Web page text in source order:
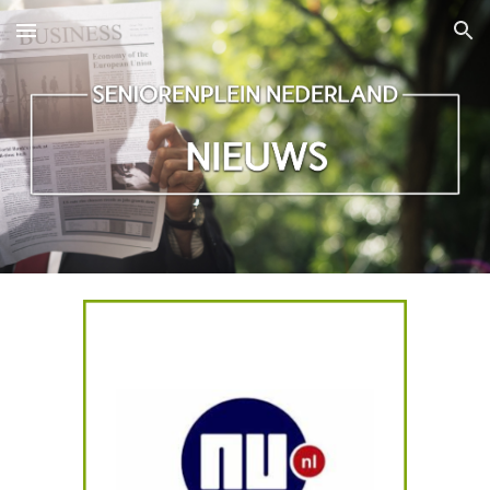
Skip to main content Skip to navigation